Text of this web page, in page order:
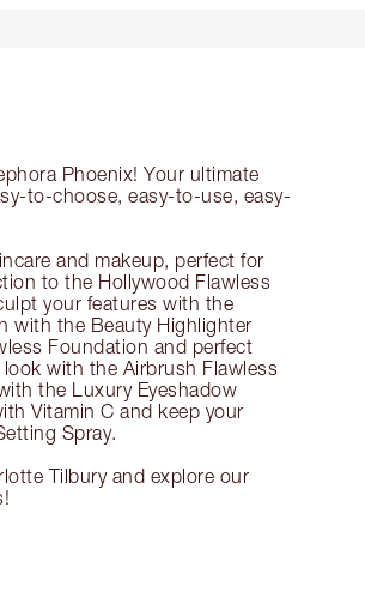
Phoenix! Your ultimate
to-choose, easy-to-use, easy-
and makeup, perfect for
to the Hollywood Flawless
your features with the
with the Beauty Highlighter
Foundation and perfect
with the Airbrush Flawless
the Luxury Eyeshadow
Vitamin C and keep your
Spray.
Tilbury and explore our